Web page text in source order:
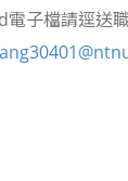
子檔請逕送